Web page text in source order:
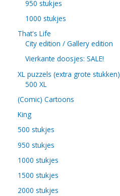
950 stukjes
1000 stukjes
That's Life
City edition / Gallery edition
Vierkante doosjes: SALE!
XL puzzels (extra grote stukken)
500 XL
(Comic) Cartoons
King
500 stukjes
950 stukjes
1000 stukjes
1500 stukjes
2000 stukjes